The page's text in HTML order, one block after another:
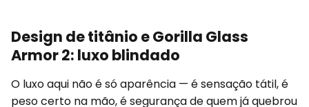
Design de titânio e Gorilla Glass
Armor 2: luxo blindado
O luxo aqui não é só aparência — é sensação tátil, é
peso certo na mão, é segurança de quem já quebrou